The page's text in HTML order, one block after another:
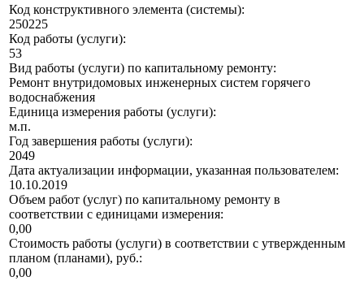
Код конструктивного элемента (системы):
250225
Код работы (услуги):
53
Вид работы (услуги) по капитальному ремонту:
Ремонт внутридомовых инженерных систем горячего
водоснабжения
Единица измерения работы (услуги):
м.п.
Год завершения работы (услуги):
2049
Дата актуализации информации, указанная пользователем:
10.10.2019
Объем работ (услуг) по капитальному ремонту в
соответствии с единицами измерения:
0,00
Стоимость работы (услуги) в соответствии с утвержденным
планом (планами), руб.:
0,00